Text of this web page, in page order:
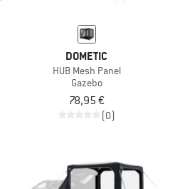
DOMETIC
HUB Mesh Panel
Gazebo
78,95 €
(0)